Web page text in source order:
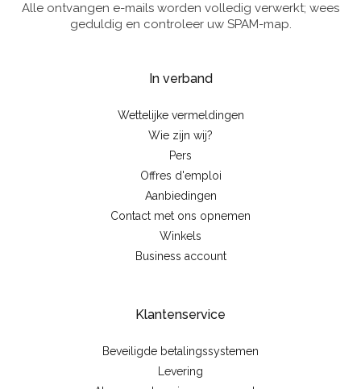
Alle ontvangen e-mails worden volledig verwerkt; wees
geduldig en controleer uw SPAM-map.
In verband
Wettelijke vermeldingen
Wie zijn wij?
Pers
Offres d'emploi
Aanbiedingen
Contact met ons opnemen
Winkels
Business account
Klantenservice
Beveiligde betalingssystemen
Levering